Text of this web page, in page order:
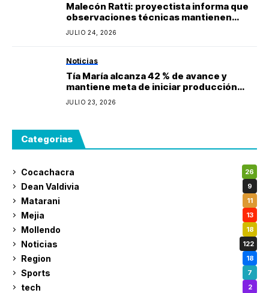
Malecón Ratti: proyectista informa que
observaciones técnicas mantienen
paralizada la obra y estima reinicio en
agosto
JULIO 24, 2026
Noticias
Tía María alcanza 42 % de avance y
mantiene meta de iniciar producción
durante 2027
JULIO 23, 2026
Categorias
Cocachacra 26
Dean Valdivia 9
Matarani 11
Mejia 13
Mollendo 18
Noticias 122
Region 18
Sports 7
tech 2